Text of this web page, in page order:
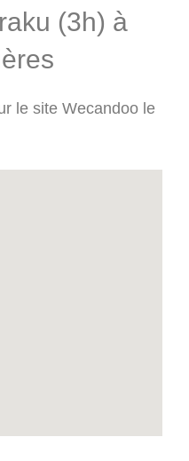
(3h) à
le site Wecandoo le